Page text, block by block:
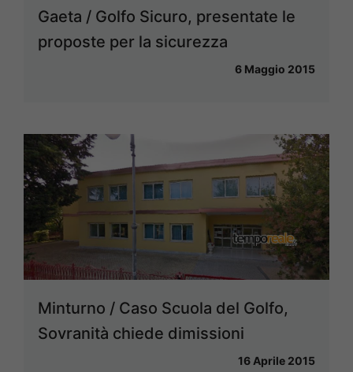
Gaeta / Golfo Sicuro, presentate le
proposte per la sicurezza
6 Maggio 2015
Minturno / Caso Scuola del Golfo,
Sovranità chiede dimissioni
16 Aprile 2015